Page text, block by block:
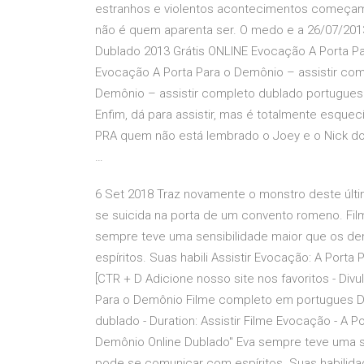
estranhos e violentos acontecimentos
não é quem aparenta ser. O medo e a 26/07/
Dublado 2013 Grátis ONLINE Evocação A
Evocação A Porta Para o Demônio – assistir
Demônio – assistir completo dublado
Enfim, dá para assistir, mas é totalmente
PRA quem não está lembrado o Joey e o Nick
…
6 Set 2018 Traz novamente o monstro deste
se suicida na porta de um convento romeno.
sempre teve uma sensibilidade maior que os
espíritos. Suas habili Assistir Evocação: A Porta
[CTR + D Adicione nosso site nos favoritos -
Para o Demônio Filme completo em portugues
dublado - Duration: Assistir Filme Evocação - A
Demônio Online Dublado" Eva sempre teve